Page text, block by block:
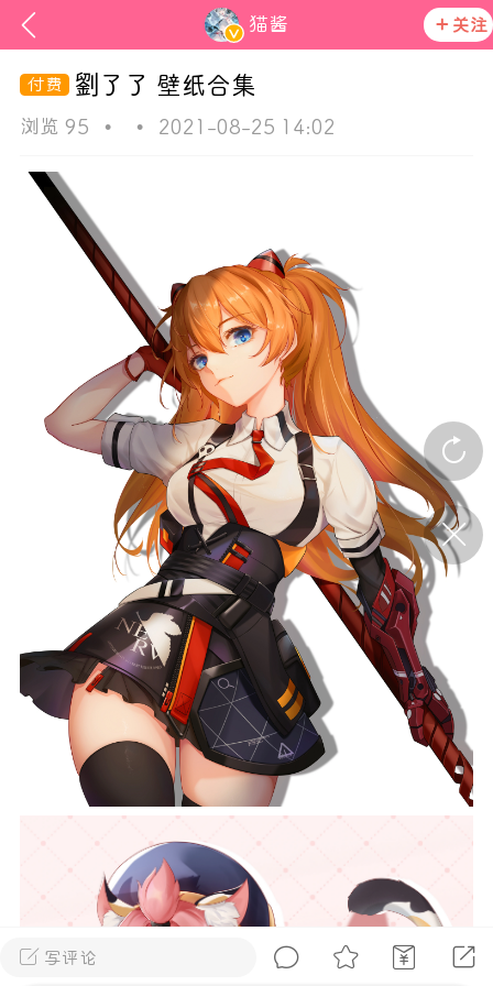
猫酱 关注
区发布非法内容 发现立即永久封号
官方公告
177
P站美图推荐——条纹过膝袜（二）
隐藏 0
P站美图推荐——紫发特辑
隐藏
P站美图推荐——透视装特辑（二）
0
写评论
劉了了 壁纸合集
浏览 95 • • 2021-08-25 14:02